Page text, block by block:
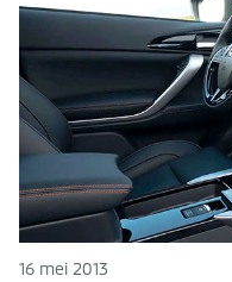
16 mei 2013